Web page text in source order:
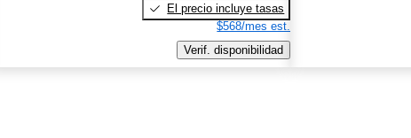
El precio incluye tasas
$568/mes est.
Verif. disponibilidad